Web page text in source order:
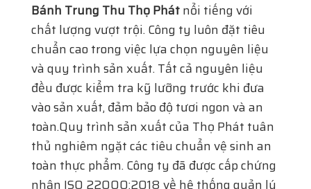
Bánh Trung Thu Thọ Phátnổi tiếng với
chất lượng vượt trội. Công ty luôn đặt tiêu
chuẩn cao trong việc lựa chọn nguyên liệu
và quy trình sản xuất. Tất cả nguyên liệu
đều được kiểm tra kỹ lưỡng trước khi đưa
vào sản xuất, đảm bảo độ tươi ngon và an
toàn.Quy trình sản xuất của Thọ Phát tuân
thủ nghiêm ngặt các tiêu chuẩn vệ sinh an
toàn thực phẩm. Công ty đã được cấp chứng
nhận ISO 22000:2018 về hệ thống quản lý